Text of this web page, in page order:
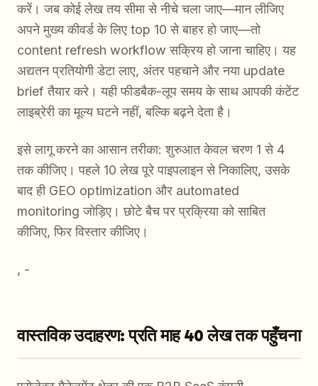
करें। जब कोई लेख तय सीमा से नीचे चला जाए—मान लीजिए
अपने मुख्य कीवर्ड के लिए top 10 से बाहर हो जाए—तो
content refresh workflow सक्रिय हो जाना चाहिए। यह
अद्यतन प्रतियोगी डेटा लाए, अंतर पहचाने और नया update
brief तैयार करे। यही फीडबैक-लूप समय के साथ आपकी कंटेंट
लाइब्रेरी का मूल्य घटने नहीं, बल्कि बढ़ने देता है।
इसे लागू करने का आसान तरीका: शुरुआत केवल चरण 1 से 4
तक कीजिए। पहले 10 लेख पूरे पाइपलाइन से निकालिए, उसके
बाद ही GEO optimization और automated
monitoring जोड़िए। छोटे बैच पर प्रक्रिया को साबित
कीजिए, फिर विस्तार कीजिए।
, -
वास्तविक उदाहरण: प्रति माह 40 लेख तक पहुँचना